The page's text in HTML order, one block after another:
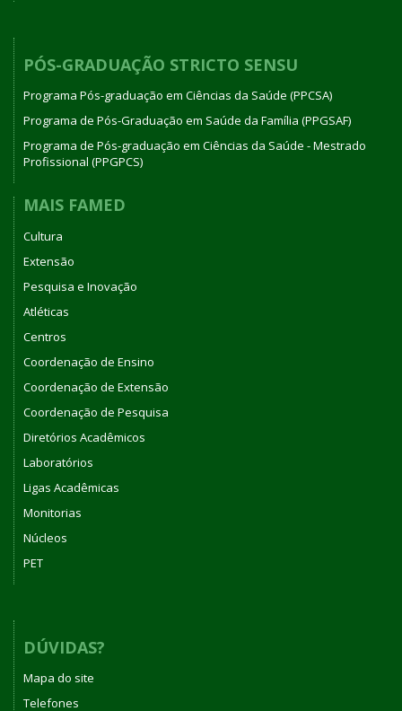
PÓS-GRADUAÇÃO STRICTO SENSU
Programa Pós-graduação em Ciências da Saúde (PPCSA)
Programa de Pós-Graduação em Saúde da Família (PPGSAF)
Programa de Pós-graduação em Ciências da Saúde - Mestrado
Profissional (PPGPCS)
MAIS FAMED
Cultura
Extensão
Pesquisa e Inovação
Atléticas
Centros
Coordenação de Ensino
Coordenação de Extensão
Coordenação de Pesquisa
Diretórios Acadêmicos
Laboratórios
Ligas Acadêmicas
Monitorias
Núcleos
PET
DÚVIDAS?
Mapa do site
Telefones